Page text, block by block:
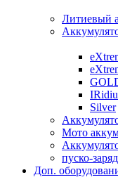
Литиевый
Silver
Мото
пуско-
Доп.